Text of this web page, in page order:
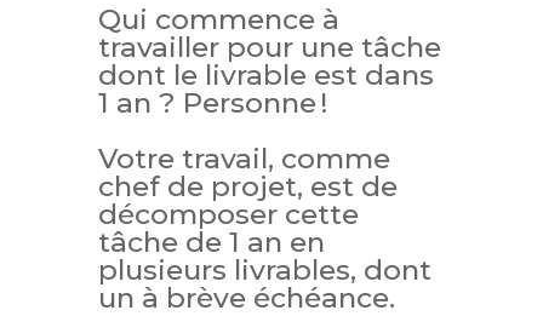
Qui commence à
travailler pour une tâche
dont le livrable est dans
1 an ? Personne !
Votre travail, comme
chef de projet, est de
décomposer cette
tâche de 1 an en
plusieurs livrables, dont
un à brève échéance.